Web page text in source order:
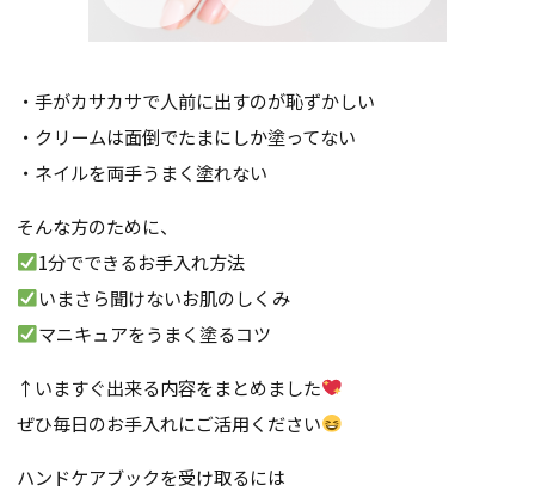
・手がカサカサで人前に出すのが恥ずかしい
・クリームは面倒でたまにしか塗ってない
・ネイルを両手うまく塗れない
そんな方のために、
1分でできるお手入れ方法
いまさら聞けないお肌のしくみ
マニキュアをうまく塗るコツ
↑いますぐ出来る内容をまとめました
ぜひ毎日のお手入れにご活用ください
ハンドケアブックを受け取るには